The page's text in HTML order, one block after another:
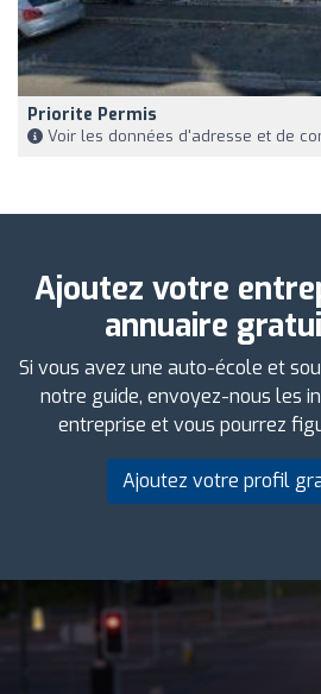
Priorite Permis
Voir les données d'adresse et de
Ajoutez votre
annuaire
Si vous avez une auto-école et
notre guide, envoyez-nous les
entreprise et vous pourrez
Ajoutez votre profil